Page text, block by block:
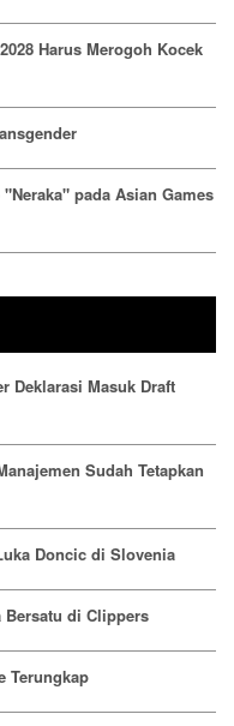
Harus Merogoh Kocek
pada Asian Games
Deklarasi Masuk Draft
Sudah Tetapkan
Doncic di Slovenia
Bersatu di Clippers
Terungkap